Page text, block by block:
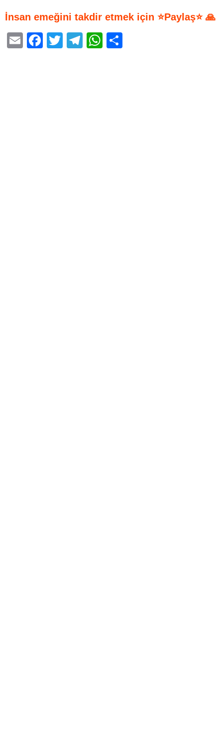
İnsan emeğini takdir etmek için ⭐Paylaş⭐ 🙏
E
F
T
T
W